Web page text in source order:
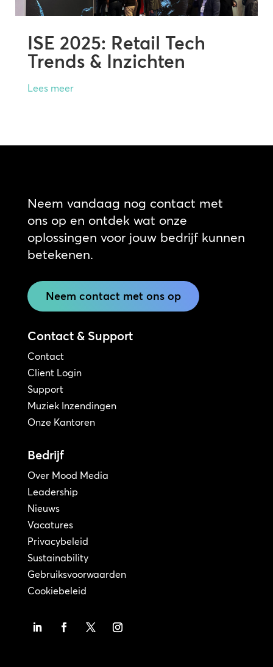
ISE 2025: Retail Tech
Trends & Inzichten
Lees meer
Neem vandaag nog contact met
ons op en ontdek wat onze
oplossingen voor jouw bedrijf kunnen
betekenen.
Neem contact met ons op
Contact & Support
Contact
Client Login
Support
Muziek Inzendingen
Onze Kantoren
Bedrijf
Over Mood Media
Leadership
Nieuws
Vacatures
Privacybeleid
Sustainability
Gebruiksvoorwaarden
Cookiebeleid